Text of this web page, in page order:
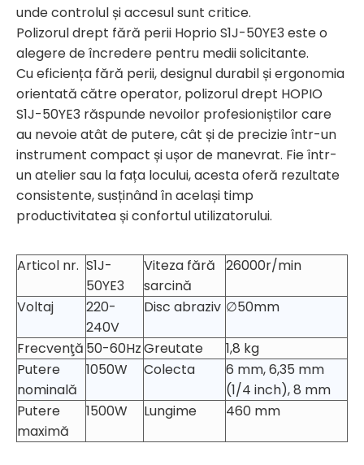
unde controlul și accesul sunt critice.
Polizorul drept fără perii Hoprio S1J-50YE3 este o
alegere de încredere pentru medii solicitante.
Cu eficiența fără perii, designul durabil și ergonomia
orientată către operator, polizorul drept HOPIO
S1J-50YE3 răspunde nevoilor profesioniștilor care
au nevoie atât de putere, cât și de precizie într-un
instrument compact și ușor de manevrat. Fie într-
un atelier sau la fața locului, acesta oferă rezultate
consistente, susținând în același timp
productivitatea și confortul utilizatorului.
Articol nr. S1J-
50YE3
Viteza fără
sarcină
26000r/min
Voltaj
220-
240V
Disc abraziv ∅50mm
Frecvenţă 50-60HzGreutate
1,8 kg
Putere
nominală
1050W Colecta
6 mm, 6,35 mm
(1/4 inch), 8 mm
Putere
maximă
1500W Lungime 460 mm